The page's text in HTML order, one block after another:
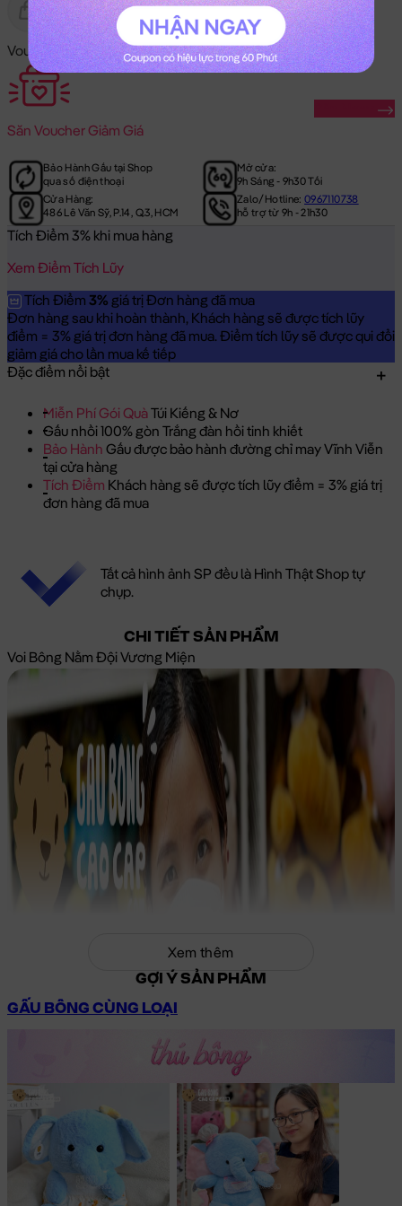
Gửi Tặng Hết Hàng
Voucher Mã Khuyến Mãi:
Săn Voucher Giảm Giá
Bảo Hành Gấu tại Shop
qua số điện thoại
Mở cửa:
9h Sáng - 9h30 Tối
Cửa Hàng:
486 Lê Văn Sỹ, P.14, Q.3, HCM
Zalo/Hotline:0967110738
hỗ trợ từ 9h - 21h30
Tích Điểm 3% khi mua hàng
Xem Điểm Tích Lũy
Tích Điểm 3% giá trị Đơn hàng đã mua
Đơn hàng sau khi hoàn thành, Khách hàng sẽ được tích lũy
điểm = 3% giá trị đơn hàng đã mua. Điểm tích lũy sẽ được qui đổi
giảm giá cho lần mua kế tiếp
Đặc điểm nổi bật
Miễn Phí Gói QuàTúi Kiếng & Nơ
Gấu nhồi 100% gòn Trắng đàn hồi tinh khiết
Bảo Hành Gấu được bảo hành đường chỉ may Vĩnh Viễn
tại cửa hàng
Tích Điểm Khách hàng sẽ được tích lũy điểm = 3% giá trị
đơn hàng đã mua
Tất cả hình ảnh SP đều là Hình Thật Shop tự
chụp.
CHI TIẾT SẢN PHẨM
Voi Bông Nằm Đội Vương Miện
Xem thêm
GỢI Ý SẢN PHẨM
GẤU BÔNG CÙNG LOẠI